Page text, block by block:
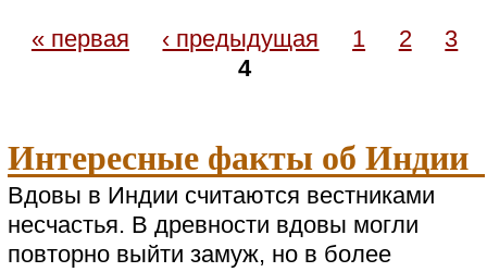
« первая
‹ предыдущая 1 2
3
4
Интересные факты об Индии
Вдовы в Индии считаются вестниками
несчастья. В древности вдовы могли
повторно выйти замуж, но в более